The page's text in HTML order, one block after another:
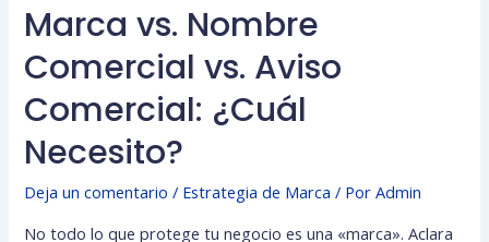
Marca vs. Nombre
Comercial vs. Aviso
Comercial: ¿Cuál
Necesito?
Deja un comentario / Estrategia de Marca / PorAdmin
No todo lo que protege tu negocio es una «marca». Aclara